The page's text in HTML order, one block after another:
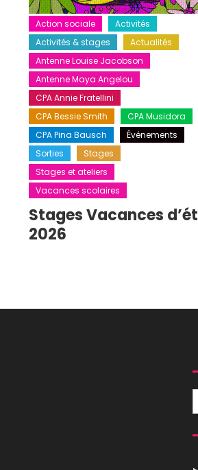
Action sociale
Activités
Activités & stages
Actualités
Antenne Louise Jacobson
Antenne Maya Angelou
CPA Annie Fratellini
CPA Bessie Smith
CPA Musidora
CPA Pina Bausch
Événements
Sorties
Stages
Stages et ateliers
Vacances scolaires
Stages Vacances
2026